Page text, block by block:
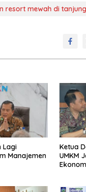
resort mewah di
Lagi
Manajemen
Ketua
UMKM